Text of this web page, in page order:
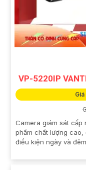
VP-5220IP
Camera giám sát cấp
phẩm chất lượng
điều kiện ngày và